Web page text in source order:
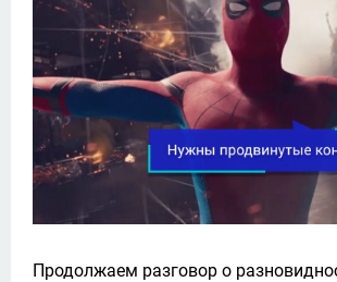
Продолжаем разговор о